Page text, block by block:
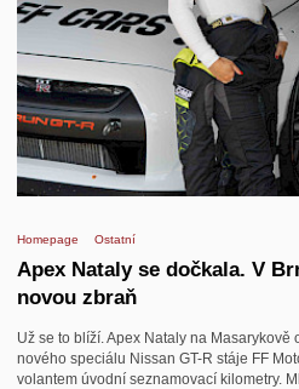
Homepage Ostatní
Apex Nataly se dočkala. V
novou zbraň
Už se to blíží. Apex Nataly na
nového speciálu Nissan GT-R stáje FF
volantem úvodní seznamovací kilometry.